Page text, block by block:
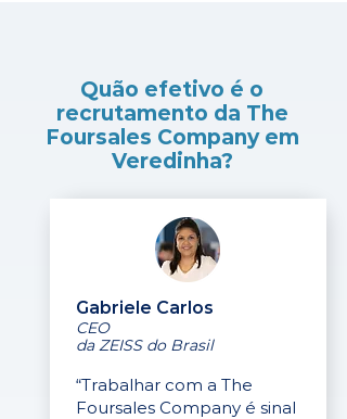
Quão efetivo é o
recrutamento da The
Foursales Company em
Veredinha?
Gabriele Carlos
CEO
da ZEISS do Brasil
“Trabalhar com a The
Foursales Company é sinal